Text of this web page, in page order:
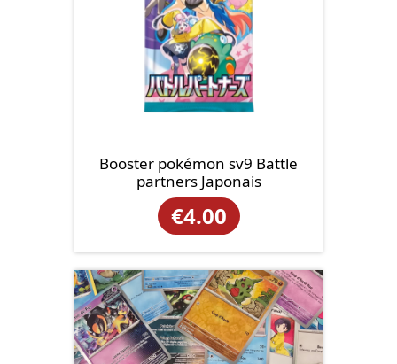
Booster pokémon sv9 Battle
partners Japonais
€4.00